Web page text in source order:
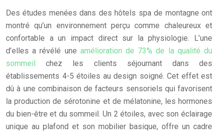
Des études menées dans des hôtels spa de montagne ont
montré qu’un environnement perçu comme chaleureux et
confortable a un impact direct sur la physiologie. L’une
d’elles a révélé une amélioration de 73% de la qualité du
sommeil chez les clients séjournant dans des
établissements 4-5 étoiles au design soigné. Cet effet est
dû à une combinaison de facteurs sensoriels qui favorisent
la production de sérotonine et de mélatonine, les hormones
du bien-être et du sommeil. Un 2 étoiles, avec son éclairage
unique au plafond et son mobilier basique, offre un cadre